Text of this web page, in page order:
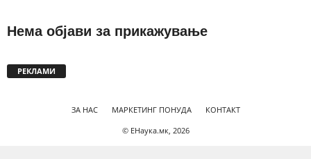
Нема објави за прикажување
РЕКЛАМИ
ЗА НАС МАРКЕТИНГ ПОНУДА
КОНТАКТ
© ЕНаука.мк, 2026